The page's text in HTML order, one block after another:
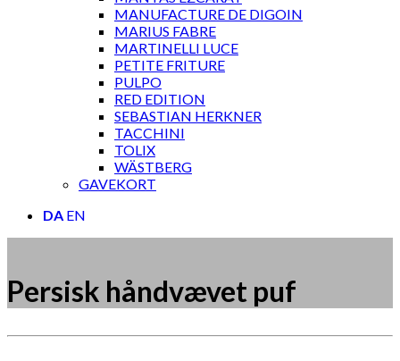
MANUFACTURE DE DIGOIN
MARIUS FABRE
MARTINELLI LUCE
PETITE FRITURE
PULPO
RED EDITION
SEBASTIAN HERKNER
TACCHINI
TOLIX
WÄSTBERG
GAVEKORT
DA EN
Persisk håndvævet puf